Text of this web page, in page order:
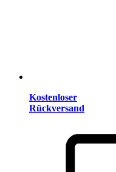
Kostenloser
Rückversand